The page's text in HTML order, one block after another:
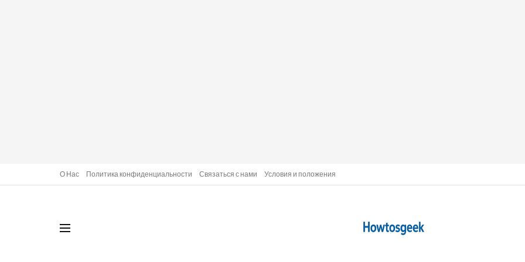
О Нас Политика конфиденциальности Связаться с нами Условия и положения